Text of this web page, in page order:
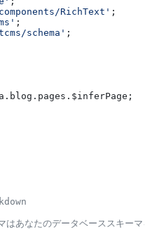
RichText' ;
;
schema' ;
. blog . pages . $inferPage ;
あなたのデータベーススキーマ